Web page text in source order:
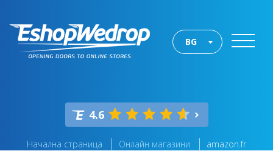
BG
4.6
Начална страница Онлайн магазини amazon.fr